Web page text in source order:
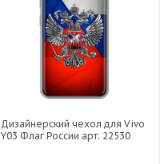
Дизайнерский чехол для Vivo
Y03 Флаг России арт: 22530